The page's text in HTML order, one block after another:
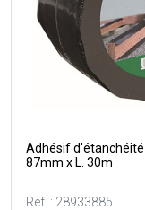
Adhésif d'étanchéité
87mm x L. 30m
Réf. : 28933885